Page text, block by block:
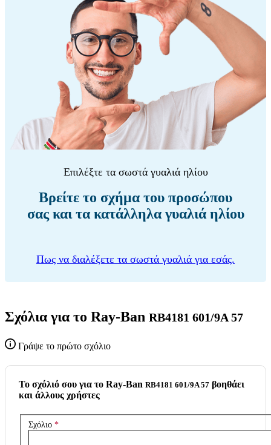
Επιλέξτε τα σωστά γυαλιά ηλίου
Βρείτε το σχήμα του προσώπου
σας και τα κατάλληλα γυαλιά ηλίου
Πως να διαλέξετε τα σωστά γυαλιά για εσάς.
Σχόλια για το Ray-Ban RB4181 601/9A 57
Γράψε το πρώτο σχόλιο
To σχόλιό σου για το Ray-Ban RB4181 601/9A 57 βοηθάει
και άλλους χρήστες
Σχόλιο *